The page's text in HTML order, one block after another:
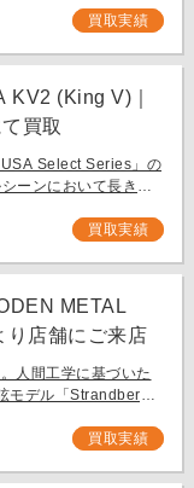
買取実績
KV2 (King V)｜
買取
Select Series」の
ーンにおいて長きに
買取実績
METAL
り店舗にご来店
人間工学に基づいた
モデル「Strandberg
買取実績